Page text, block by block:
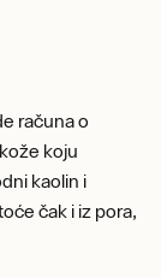
računa o
koju
kaolin i
čak i iz pora,